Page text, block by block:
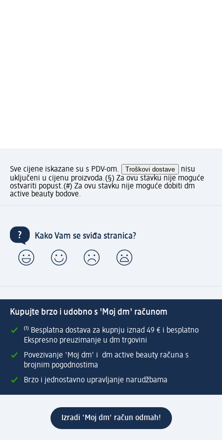
Sve cijene iskazane su s PDV-om. Troškovi dostave
nisu
uključeni u cijenu proizvoda.(§) Za ovu stavku nije moguće
ostvariti popust.(#) Za ovu stavku nije moguće dobiti dm
active beauty bodove.
Kako Vam se sviđa stranica?
Kupujte brzo i udobno s 'Moj dm' računom
⁽¹⁾ Besplatna dostava za kupnju iznad 49 € i besplatno
Ekspresno preuzimanje u dm trgovini
Povezivanje 'Moj dm' i dm active beauty računa s
brojnim pogodnostima
Brzo i jednostavno upravljanje narudžbama
Izradi 'Moj dm' račun odmah!